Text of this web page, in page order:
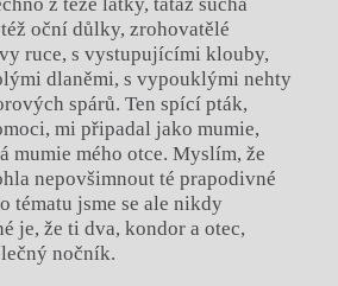
oční důlky, zrohovatělé
ruce, s vystupujícími klouby,
dlaněmi, s vypouklými nehty
spárů. Ten spící pták,
mi připadal jako mumie,
mumie mého otce. Myslím, že
nepovšimnout té prapodivné
tématu jsme se ale nikdy
je, že ti dva, kondor a otec,
nočník.